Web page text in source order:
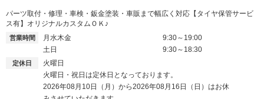
パーツ取付・修理・車検・鈑金塗装・車販まで幅広く対応【タイヤ保管サービ
ス有】オリジナルカスタムＯＫ♪
営業時間 月水木金
9:30～19:00
土日
9:30～18:30
定休日
火曜日
火曜日・祝日は定休日となっております。
2026年08月10日（月）から2026年08月16日（日）はお休